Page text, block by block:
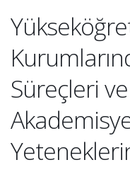
Süreçleri ve